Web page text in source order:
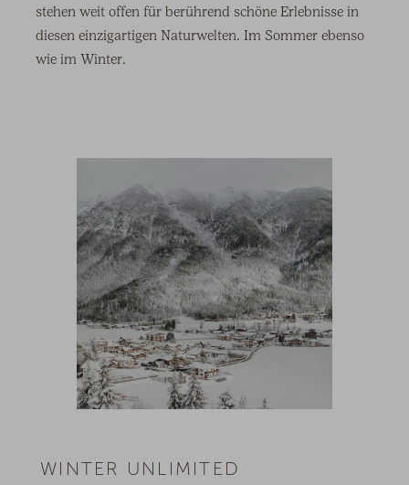
stehen weit offen für berührend schöne Erlebnisse in
diesen einzigartigen Naturwelten. Im Sommer ebenso
wie im Winter.
WINTER UNLIMITED